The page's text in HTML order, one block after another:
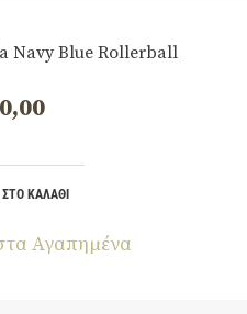
Navy Blue Rollerball
ΚΑΛΆΘΙ
Αγαπημένα